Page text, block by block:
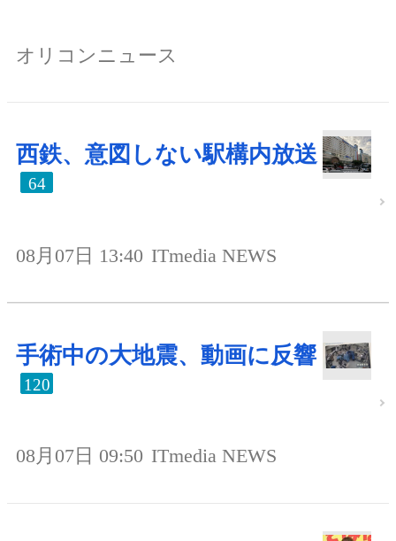
オリコンニュース
西鉄、意図しない駅構内放送
64
08月07日 13:40 ITmedia NEWS
手術中の大地震、動画に反響
120
08月07日 09:50 ITmedia NEWS